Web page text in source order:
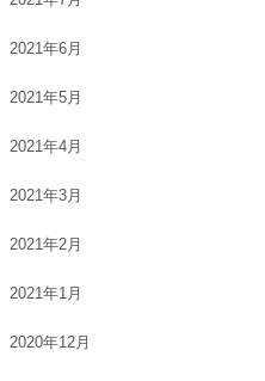
2021年6月
2021年5月
2021年4月
2021年3月
2021年2月
2021年1月
2020年12月